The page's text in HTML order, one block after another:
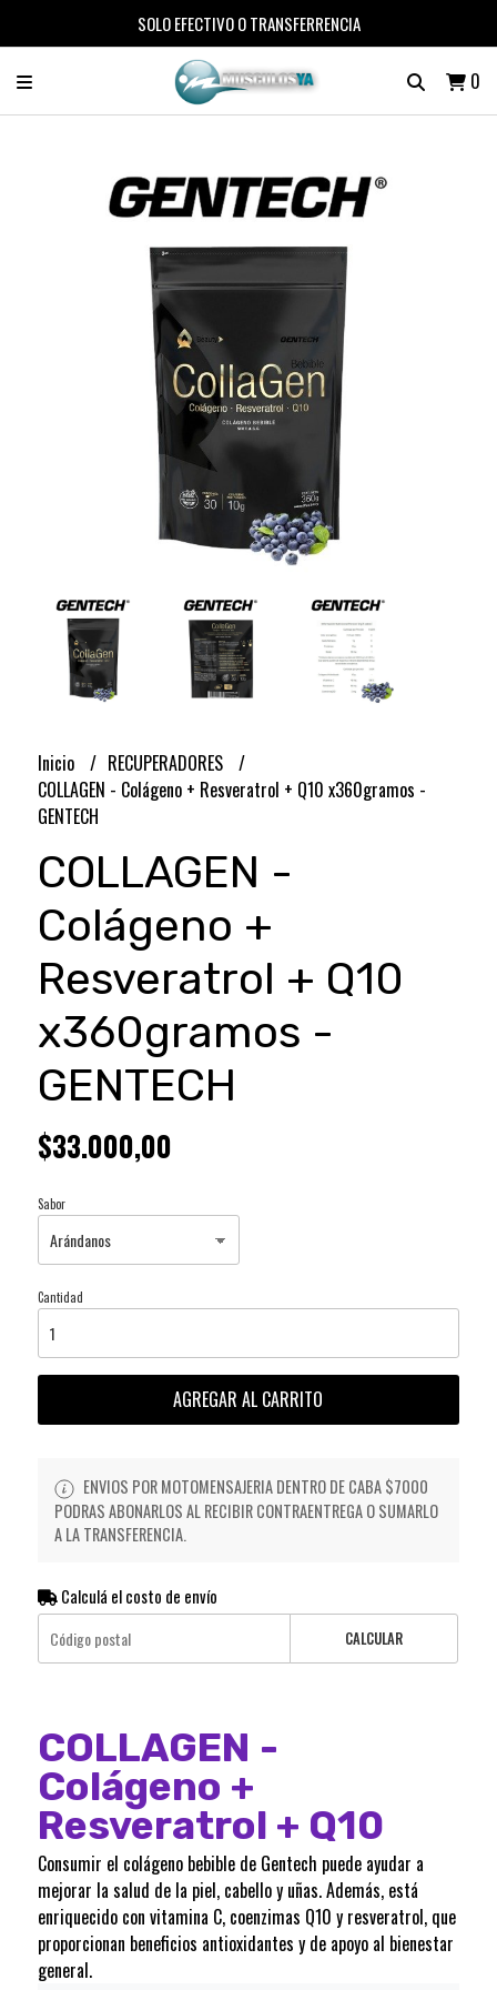
SOLO EFECTIVO O TRANSFERRENCIA
0
Inicio
RECUPERADORES
COLLAGEN - Colágeno + Resveratrol + Q10 x360gramos -
GENTECH
COLLAGEN -
Colágeno +
Resveratrol + Q10
x360gramos -
GENTECH
$33.000,00
Sabor
Cantidad
AGREGAR AL CARRITO
ENVIOS POR MOTOMENSAJERIA DENTRO DE CABA $7000
PODRAS ABONARLOS AL RECIBIR CONTRAENTREGA O SUMARLO
A LA TRANSFERENCIA.
Calculá el costo de envío
CALCULAR
COLLAGEN -
Colágeno +
Resveratrol + Q10
Consumir el colágeno bebible de Gentech puede ayudar a
mejorar la salud de la piel, cabello y uñas. Además, está
enriquecido con vitamina C, coenzimas Q10 y resveratrol, que
proporcionan beneficios antioxidantes y de apoyo al bienestar
general.